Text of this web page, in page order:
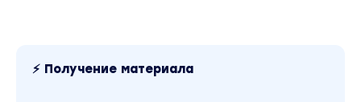
хотите преодолеть финансовый потолок создав
⚡ Получение материала